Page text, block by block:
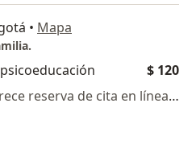
• Mapa
$ 120
Este especialista no ofrece reserva de cita en línea en esta dirección.